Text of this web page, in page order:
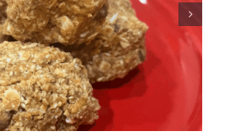
el verano: Receta de
de elote y frijoles
negros